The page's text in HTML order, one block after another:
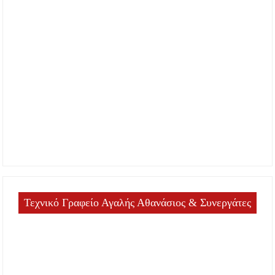
Τεχνικό Γραφείο Αγαλής Αθανάσιος & Συνεργάτες